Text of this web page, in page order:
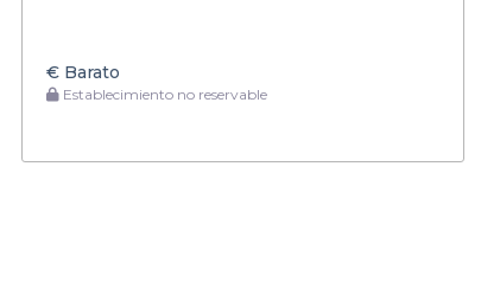
€ Barato
Establecimiento no reservable